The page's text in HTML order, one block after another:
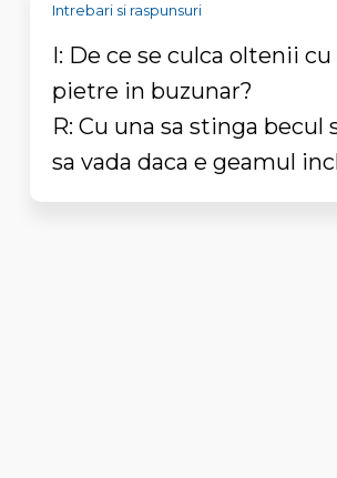
Intrebari si raspunsuri
I: De ce se culca oltenii cu
pietre in buzunar?
R: Cu una sa stinga becul
sa vada daca e geamul